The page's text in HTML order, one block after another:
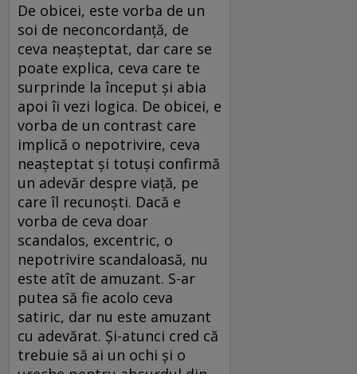
De obicei, este vorba de un
soi de neconcordanţă, de
ceva neaşteptat, dar care se
poate explica, ceva care te
surprinde la început şi abia
apoi îi vezi logica. De obicei, e
vorba de un contrast care
implică o nepotrivire, ceva
neaşteptat şi totuşi confirmă
un adevăr despre viaţă, pe
care îl recunoşti. Dacă e
vorba de ceva doar
scandalos, excentric, o
nepotrivire scandaloasă, nu
este atît de amuzant. S-ar
putea să fie acolo ceva
satiric, dar nu este amuzant
cu adevărat. Şi-atunci cred că
trebuie să ai un ochi şi o